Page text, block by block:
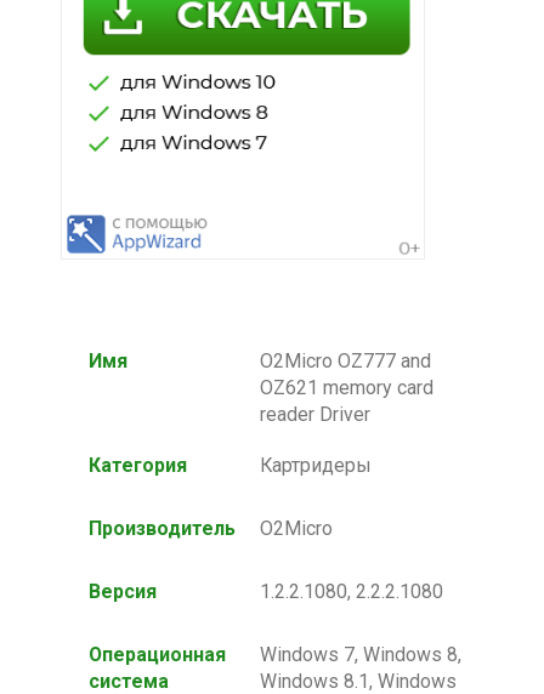
Имя
O2Micro OZ777 and
OZ621 memory card
reader Driver
Категория Картридеры
Производитель O2Micro
Версия 1.2.2.1080, 2.2.2.1080
Операционная
система
Windows 7, Windows 8,
Windows 8.1, Windows